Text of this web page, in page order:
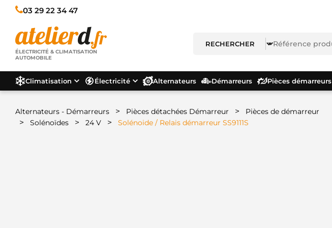
03 29 22 34 47
ÉLECTRICITÉ & CLIMATISATION
AUTOMOBILE
Climatisation Électricité Alternateurs Démarreurs Pièces démarreurs
Alternateurs - Démarreurs > Pièces détachées Démarreur > Pièces de démarreur
> Solénoïdes > 24 V > Solénoide / Relais démarreur SS9111S